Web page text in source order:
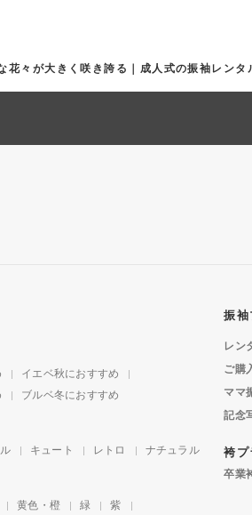
々が大きく咲き誇る｜成人式の振袖レンタ
イエベ秋におすすめ
ブルベ冬におすすめ
キュート レトロ ナチュラル
黄色・橙 緑
紫
振袖
レン
ご購
ママ
記念
袴プ
卒業